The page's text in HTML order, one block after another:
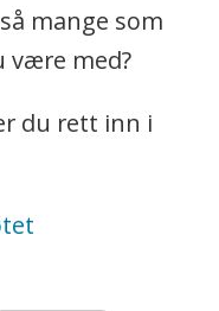
mange som
være med?
du rett inn i